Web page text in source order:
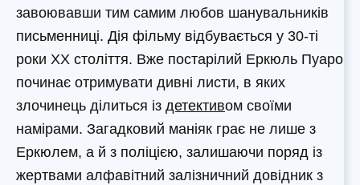
завоювавши тим самим любов шанувальників
письменниці. Дія фільму відбувається у 30-ті
роки ХХ століття. Вже постарілий Еркюль Пуаро
починає отримувати дивні листи, в яких
злочинець ділиться із детективом своїми
намірами. Загадковий маніяк грає не лише з
Еркюлем, а й з поліцією, залишаючи поряд із
жертвами алфавітний залізничний довідник з